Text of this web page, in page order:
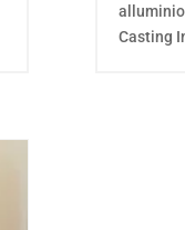
Casting